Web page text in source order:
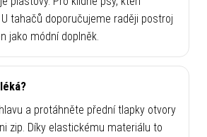
tahačů doporučujeme raději postroj
jako módní doplněk.
a protáhněte přední tlapky otvory
zip. Díky elastickému materiálu to